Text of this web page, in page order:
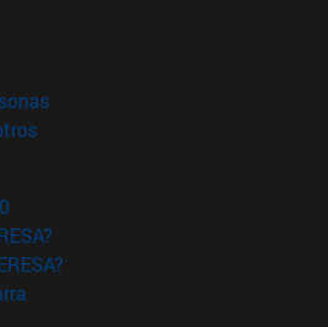
nueva ventana)
(abre en nueva ventana)
(abre en nueva ventana)